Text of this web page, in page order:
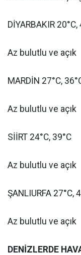
DİYARBAKIR 20°C,
Az bulutlu ve açık
MARDİN 27°C,
Az bulutlu ve açık
SİİRT 24°C, 39°C
Az bulutlu ve açık
ŞANLIURFA 27°C,
Az bulutlu ve açık
DENİZLERDE